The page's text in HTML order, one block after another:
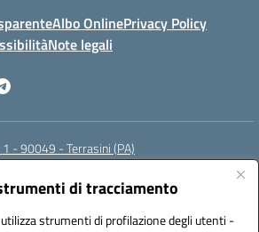
di tracciamento
strumenti di profilazione degli utenti -
Albo OnlinePrivacy Policy
Note legali
1 - 90049 - Terrasini (PA)
(PEC):paic88700d@pec.istruzione.it